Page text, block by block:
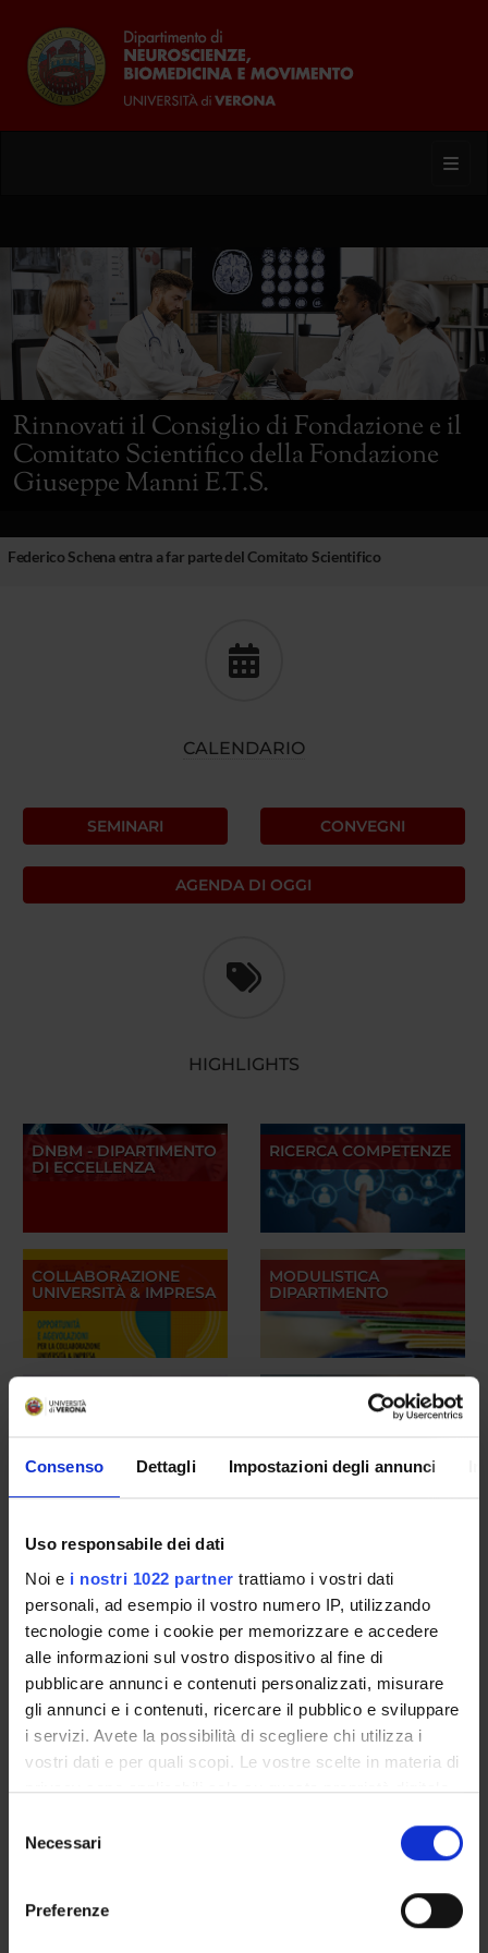
Consenso Dettagli Impostazioni degli annunci
Uso responsabile dei dati
Noi e i nostri 1022 partner trattiamo i vostri dati
personali, ad esempio il vostro numero IP, utilizzando
tecnologie come i cookie per memorizzare e accedere
alle informazioni sul vostro dispositivo al fine di
pubblicare annunci e contenuti personalizzati, misurare
gli annunci e i contenuti, ricercare il pubblico e sviluppare
i servizi. Avete la possibilità di scegliere chi utilizza i
vostri dati e per quali scopi. Le vostre scelte in materia di
privacy sono applicabili solo su questa proprietà digitale
modificare o revocare il proprio consenso in qualsiasi
momento dalla Dichiarazione sui cookie o facendo clic
delNecessari
Preferenze
Rinnovati il Consiglio di Fondazione e il
Comitato Scientifico della Fondazione
Giuseppe Manni E.T.S.
Federico Schena entra a far parte del Comitato Scientifico
CALENDARIO
SEMINARI CONVEGNI
AGENDA DI OGGI
HIGHLIGHTS
DNBM - DIPARTIMENTO
DI ECCELLENZA
RICERCA COMPETENZE
COLLABORAZIONE
UNIVERSITÀ & IMPRESA
MODULISTICA
DIPARTIMENTO
SOSTIENI LA RICERCA
CON UNA DONAZIONE
SPONTANEA
UNIVRSPORT
PRIMO PIANO
Assegnazione Senior Research Fellowship FISM - Dr. Nicola
Valè
Al via il nuovo ciclo del Dottorato di interesse nazionale in
Scienze motorie e sportive